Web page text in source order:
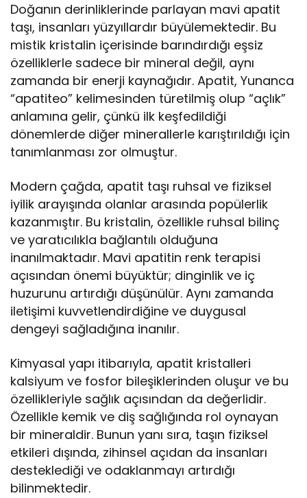
Doğanın derinliklerinde parlayan mavi apatit
taşı, insanları yüzyıllardır büyülemektedir. Bu
mistik kristalin içerisinde barındırdığı eşsiz
özelliklerle sadece bir mineral değil, aynı
zamanda bir enerji kaynağıdır. Apatit, Yunanca
“apatiteo” kelimesinden türetilmiş olup “açlık”
anlamına gelir, çünkü ilk keşfedildiği
dönemlerde diğer minerallerle karıştırıldığı için
tanımlanması zor olmuştur.
Modern çağda, apatit taşı ruhsal ve fiziksel
iyilik arayışında olanlar arasında popülerlik
kazanmıştır. Bu kristalin, özellikle ruhsal bilinç
ve yaratıcılıkla bağlantılı olduğuna
inanılmaktadır. Mavi apatitin renk terapisi
açısından önemi büyüktür; dinginlik ve iç
huzurunu artırdığı düşünülür. Aynı zamanda
iletişimi kuvvetlendirdiğine ve duygusal
dengeyi sağladığına inanılır.
Kimyasal yapı itibarıyla, apatit kristalleri
kalsiyum ve fosfor bileşiklerinden oluşur ve bu
özellikleriyle sağlık açısından da değerlidir.
Özellikle kemik ve diş sağlığında rol oynayan
bir mineraldir. Bunun yanı sıra, taşın fiziksel
etkileri dışında, zihinsel açıdan da insanları
desteklediği ve odaklanmayı artırdığı
bilinmektedir.